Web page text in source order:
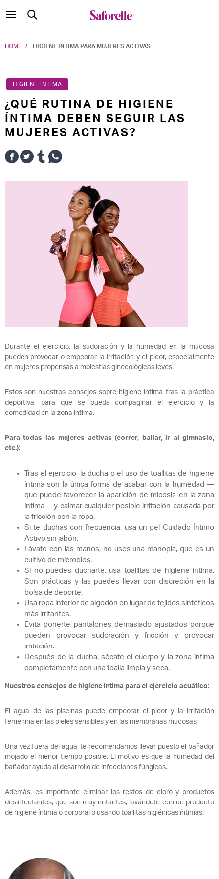
HOME HIGIENE INTIMA PARA MUJERES ACTIVAS
HIGIENE INTIMA
¿QUÉ RUTINA DE HIGIENE
ÍNTIMA DEBEN SEGUIR LAS
MUJERES ACTIVAS?
Durante el ejercicio, la sudoración y la humedad en la mucosa
pueden provocar o empeorar la irritación y el picor, especialmente
en mujeres propensas a molestias ginecológicas leves.
Estos son nuestros consejos sobre higiene íntima tras la práctica
deportiva, para que se pueda compaginar el ejercicio y la
comodidad en la zona íntima.
Para todas las mujeres activas (correr, bailar, ir al gimnasio,
etc.):
Tras el ejercicio, la ducha o el uso de toallitas de higiene
íntima son la única forma de acabar con la humedad —
que puede favorecer la aparición de micosis en la zona
íntima— y calmar cualquier posible irritación causada por
la fricción con la ropa.
Si te duchas con frecuencia, usa un gel Cuidado Íntimo
Activo sin jabón.
Lávate con las manos, no uses una manopla, que es un
cultivo de microbios.
Si no puedes ducharte, usa toallitas de higiene íntima.
Son prácticas y las puedes llevar con discreción en la
bolsa de deporte.
Usa ropa interior de algodón en lugar de tejidos sintéticos
más irritantes.
Evita ponerte pantalones demasiado ajustados porque
pueden provocar sudoración y fricción y provocar
irritación.
Después de la ducha, sécate el cuerpo y la zona íntima
completamente con una toalla limpia y seca.
Nuestros consejos de higiene íntima para el ejercicio acuático:
El agua de las piscinas puede empeorar el picor y la irritación
femenina en las pieles sensibles y en las membranas mucosas.
Una vez fuera del agua, te recomendamos llevar puesto el bañador
mojado el menor tiempo posible. El motivo es que la humedad del
bañador ayuda al desarrollo de infecciones fúngicas.
Además, es importante eliminar los restos de cloro y productos
desinfectantes, que son muy irritantes, lavándote con un producto
de higiene íntima o corporal o usando toallitas higiénicas íntimas.